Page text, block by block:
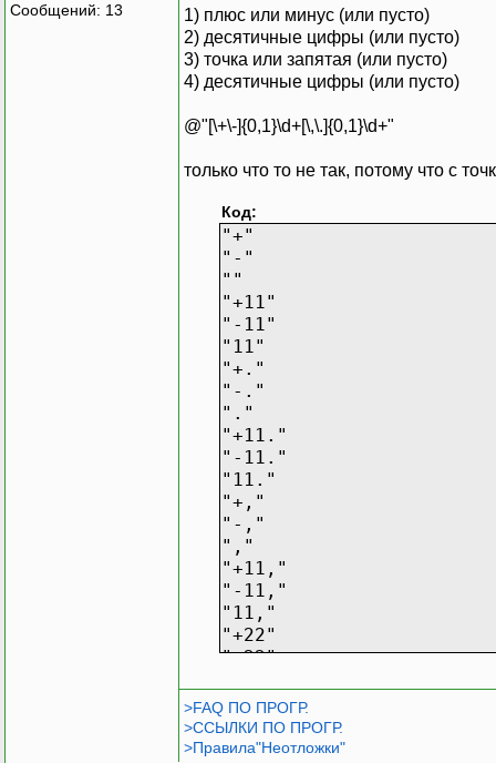
Сообщений: 13
1) плюс или минус (или пусто)
2) десятичные цифры (или пусто)
3) точка или запятая (или пусто)
4) десятичные цифры (или пусто)
@"[\+\-]{0,1}\d+[\,\.]{0,1}\d+"
только что то не так, потому что с
Код:
"+"
"-"
""
"+11"
"-11"
"11"
"+."
"-."
"."
"+11."
"-11."
"11."
"+,"
"-,"
","
"+11,"
"-11,"
"11,"
"+22"
"-22"
"+1122"
"-1122"
"1122"
>FAQ ПО ПРОГР.
>ССЫЛКИ ПО ПРОГР.
>Правила"Неотложки"